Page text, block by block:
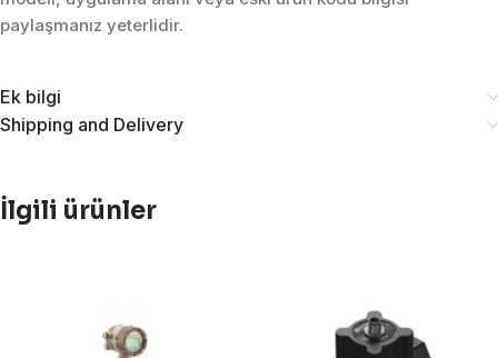
paylaşmanız yeterlidir.
Ek bilgi
Shipping and Delivery
İlgili ürünler